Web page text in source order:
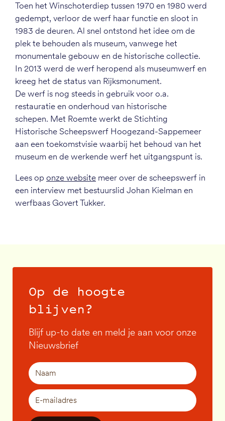
Toen het Winschoterdiep tussen 1970 en 1980 werd
gedempt, verloor de werf haar functie en sloot in
1983 de deuren. Al snel ontstond het idee om de
plek te behouden als museum, vanwege het
monumentale gebouw en de historische collectie.
In 2013 werd de werf heropend als museumwerf en
kreeg het de status van Rijksmonument.
De werf is nog steeds in gebruik voor o.a.
restauratie en onderhoud van historische
schepen. Met Roemte werkt de Stichting
Historische Scheepswerf Hoogezand-Sappemeer
aan een toekomstvisie waarbij het behoud van het
museum en de werkende werf het uitgangspunt is.
Lees op onze website meer over de scheepswerf in
een interview met bestuurslid Johan Kielman en
werfbaas Govert Tukker.
Op de hoogte
blijven?
Blijf up-to date en meld je aan voor onze
Nieuwsbrief